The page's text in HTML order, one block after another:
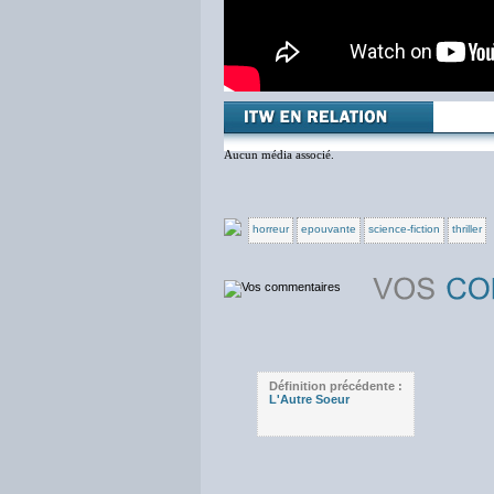
Aucun média associé.
horreur epouvante science-fiction thriller
Définition précédente :
L'Autre Soeur